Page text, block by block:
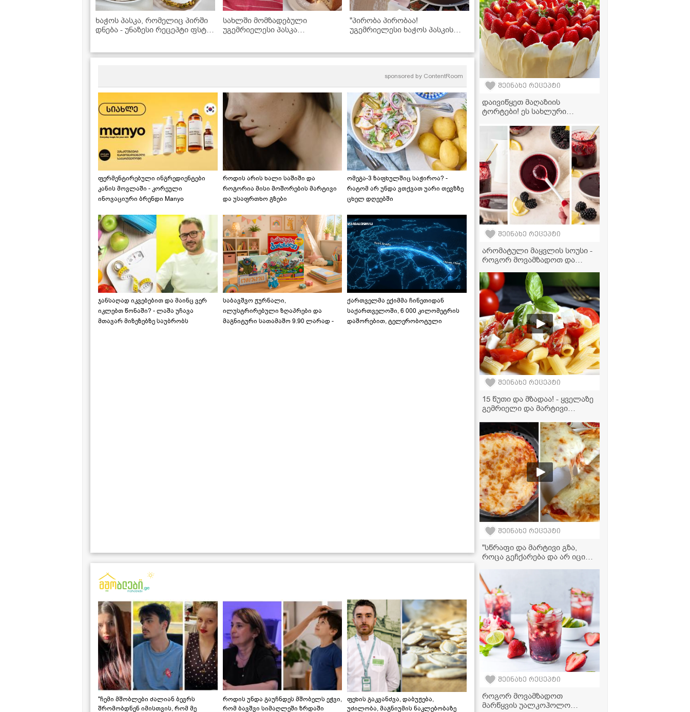
ხაჭოს პასკა, რომელიც პირში
დნება - უნაზესი რეცეპტი ფსტის
სახლში მომზადებული
უგემრიელესი პასკა
"პირობა პირობაა!
უგემრიელესი ხაჭოს პასკის
რეცეპტი
sponsored by ContentRoom
ფერმენტირებული ინგრედიენტები
კანის მოვლაში - კორეული
ინოვაციური ბრენდი Manyo
როდის არის ხალი საშიში და
როგორია მისი მოშორების მარტივი
და უსაფრთხო გზები
ომეგა-3 ზაფხულშიც საჭიროა? -
რატომ არ უნდა ვთქვათ უარი თევზზე
ცხელ დღეებში
ჯანსაღად იკვებებით და მაინც ვერ
იკლებთ წონაში? - ლაშა უჩავა
მთავარ მიზეზებზე საუბრობს
საბავშვო ჟურნალი,
ილუსტრირებული ზღაპრები და
მაგნიტური სათამაშო 9.90 ლარად -
ქართველმა ექიმმა ჩინეთიდან
საქართველოში, 6 000 კილომეტრის
დაშორებით, ტელერობოტული
"ჩემი მშობლები ძალიან ბევრს
შრომობდნენ იმისთვის, რომ მე
როდის უნდა გაუჩნდეს მშობელს ეჭვი,
რომ ბავშვი სიმაღლეში ზრდაში
ფეხის გაკვანძვა, დაბუჟება,
უძილობა, მაგნიუმის ნაკლებობაზე
შეინახე რეცეპტი
დაივიწყეთ მაღაზიის
ტორტები! ეს სახლური
სტუმრებს გააოცებს
შეინახე რეცეპტი
არომატული მაყვლის სოუსი -
როგორ მოვამზადოთ და
შეინახე რეცეპტი
15 წუთი და მზადაა! - ყველაზე
გემრიელი და მარტივი
შეინახე რეცეპტი
"სწრაფი და მარტივი გზა,
როცა გეჩქარება და არ იცი
მომზადება აეროგრილში
შეინახე რეცეპტი
როგორ მოვამზადოთ
მარწყვის უალკოჰოლო